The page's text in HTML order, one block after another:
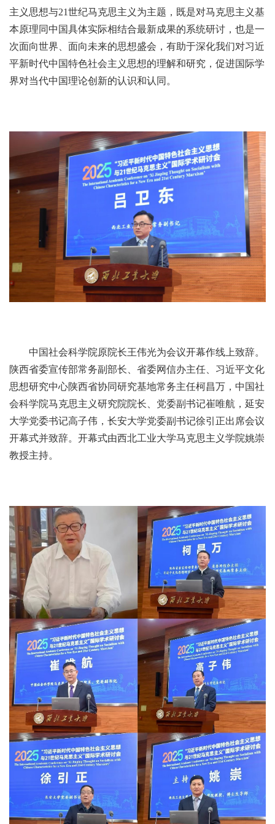
主义思想与21世纪马克思主义为主题，既是对马克思主义基
本原理同中国具体实际相结合最新成果的系统研讨，也是一
次面向世界、面向未来的思想盛会，有助于深化我们对习近
平新时代中国特色社会主义思想的理解和研究，促进国际学
界对当代中国理论创新的认识和认同。
中国社会科学院原院长王伟光为会议开幕作线上致辞。
陕西省委宣传部常务副部长、省委网信办主任、习近平文化
思想研究中心陕西省协同研究基地常务主任柯昌万，中国社
会科学院马克思主义研究院院长、党委副书记崔唯航，延安
大学党委书记高子伟，长安大学党委副书记徐引正出席会议
开幕式并致辞。开幕式由西北工业大学马克思主义学院姚崇
教授主持。